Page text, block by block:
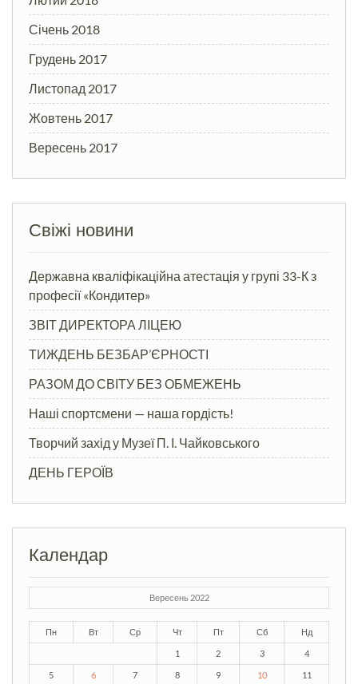
Січень 2018
Грудень 2017
Листопад 2017
Жовтень 2017
Вересень 2017
Свіжі новини
Державна кваліфікаційна атестація у групі 33-К з
професії «Кондитер»
ЗВІТ ДИРЕКТОРА ЛІЦЕЮ
ТИЖДЕНЬ БЕЗБАР’ЄРНОСТІ
РАЗОМ ДО СВІТУ БЕЗ ОБМЕЖЕНЬ
Наші спортсмени — наша гордість!
Творчий захід у Музеї П. І. Чайковського
ДЕНЬ ГЕРОЇВ
Календар
Вересень 2022
Пн Вт Ср Чт Пт Сб Нд
1 2 3 4
5 6 7 8 9 10 11